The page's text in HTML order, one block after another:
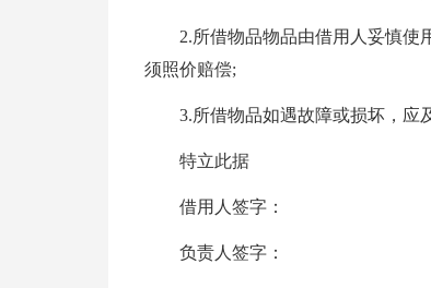
2.所借物品物品由借用人妥慎使
须照价赔偿;
3.所借物品如遇故障或损坏，应
特立此据
借用人签字：
负责人签字：